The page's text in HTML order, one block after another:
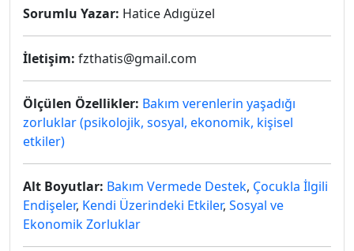
Sorumlu Yazar: Hatice Adıgüzel
İletişim: fzthatis@gmail.com
Ölçülen Özellikler: Bakım verenlerin yaşadığı
zorluklar (psikolojik, sosyal, ekonomik, kişisel
etkiler)
Alt Boyutlar: Bakım Vermede Destek, Çocukla İlgili
Endişeler, Kendi Üzerindeki Etkiler, Sosyal ve
Ekonomik Zorluklar